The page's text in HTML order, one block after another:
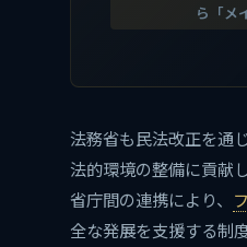
ら「メ
法務省も民法改正を通
法的環境の整備に貢献
省庁間の連携により、
全な発展を支援する制